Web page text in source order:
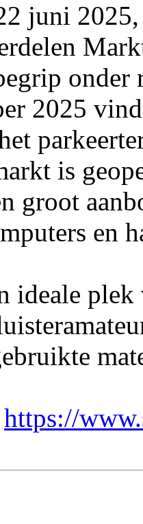
juni
onder
2025
is
groot
en
ideale
https://